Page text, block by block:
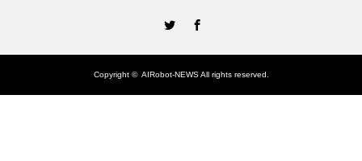
Copyright © AIRobot-NEWSAll rights reserved.